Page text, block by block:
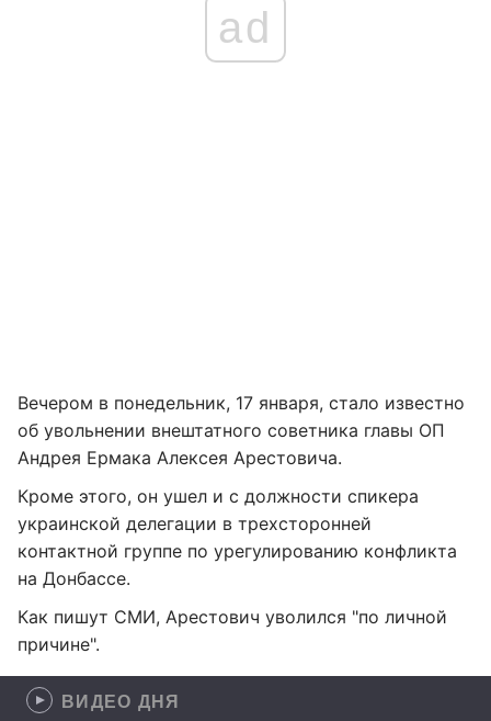
ad
Вечером в понедельник, 17 января, стало известно
об увольнении внештатного советника главы ОП
Андрея Ермака Алексея Арестовича.
Кроме этого, он ушел и с должности спикера
украинской делегации в трехсторонней
контактной группе по урегулированию конфликта
на Донбассе.
Как пишут СМИ, Арестович уволился "по личной
причине".
ВИДЕО ДНЯ